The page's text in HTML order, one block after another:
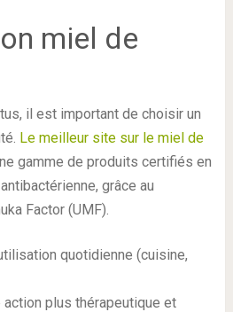
miel de
il est important de choisir un
Le meilleur site sur le miel de
gamme de produits certifiés en
grâce au
Factor (UMF).
quotidienne (cuisine,
plus thérapeutique et